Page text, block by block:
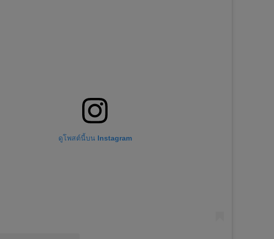
ดูโพสต์นี้บน Instagram